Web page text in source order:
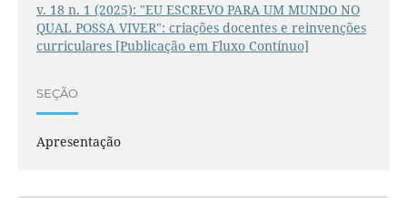
v. 18 n. 1 (2025): "EU ESCREVO PARA UM MUNDO NO
QUAL POSSA VIVER": criações docentes e reinvenções
curriculares [Publicação em Fluxo Contínuo]
SEÇÃO
Apresentação